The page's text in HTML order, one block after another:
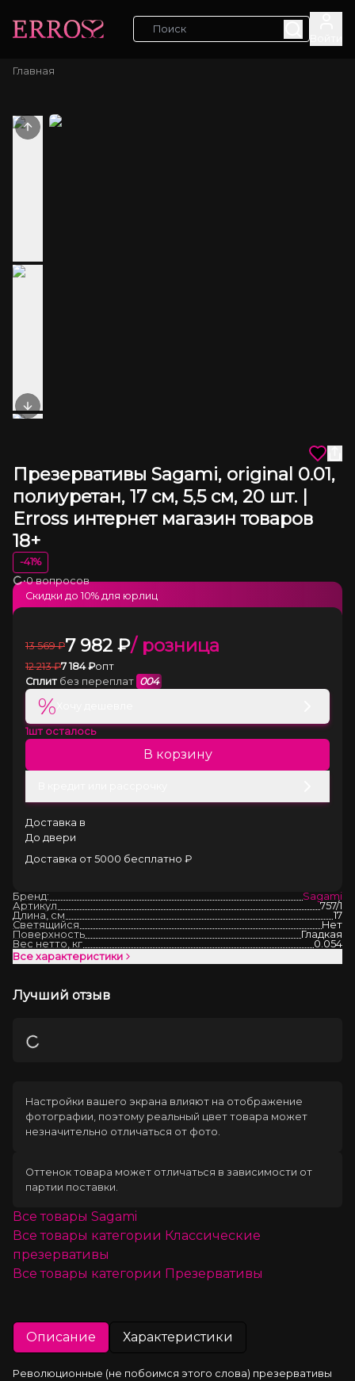
Главная
Previous slide
Next slide
Презервативы Sagami, original 0.01,
полиуретан, 17 см, 5,5 см, 20 шт. |
Erross интернет магазин товаров
18+
-41%
Загрузка
•0 вопросов
13 569 ₽7 982 ₽/ розница
12 213 ₽7 184₽опт
Сплит без переплат 004
%
1шт осталось
В корзину
Доставка в
До двери
Доставка от 5000 бесплатно ₽
Скидки до 10% для юрлиц
Бренд:
Sagami
Артикул
757/1
Длина, см
17
Светящийся
Нет
Поверхность
Гладкая
Вес нетто, кг
0.054
Все характеристики
Лучший отзыв
Загрузка
Настройки вашего экрана влияют на отображение
фотографии, поэтому реальный цвет товара может
незначительно отличаться от фото.
Оттенок товара может отличаться в зависимости от
партии поставки.
Все товары Sagami
Все товары категории Классические
презервативы
Все товары категории Презервативы
Описание Характеристики
Революционные (не побоимся этого слова) презервативы